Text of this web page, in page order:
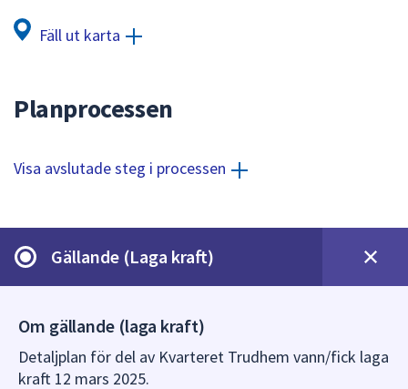
Fäll ut karta
Planprocessen
Visa avslutade steg i processen
Gällande (Laga kraft)
Om gällande (laga kraft)
Detaljplan för del av Kvarteret Trudhem vann/fick laga
kraft 12 mars 2025.